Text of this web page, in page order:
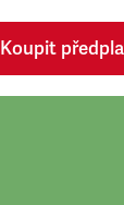
Koupit